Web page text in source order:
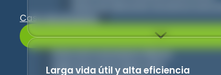
Caso de proyecto
Precio de la granuladora Filipinas
Pellet Press Venta Reino Unido
Larga vida útil y alta eficiencia